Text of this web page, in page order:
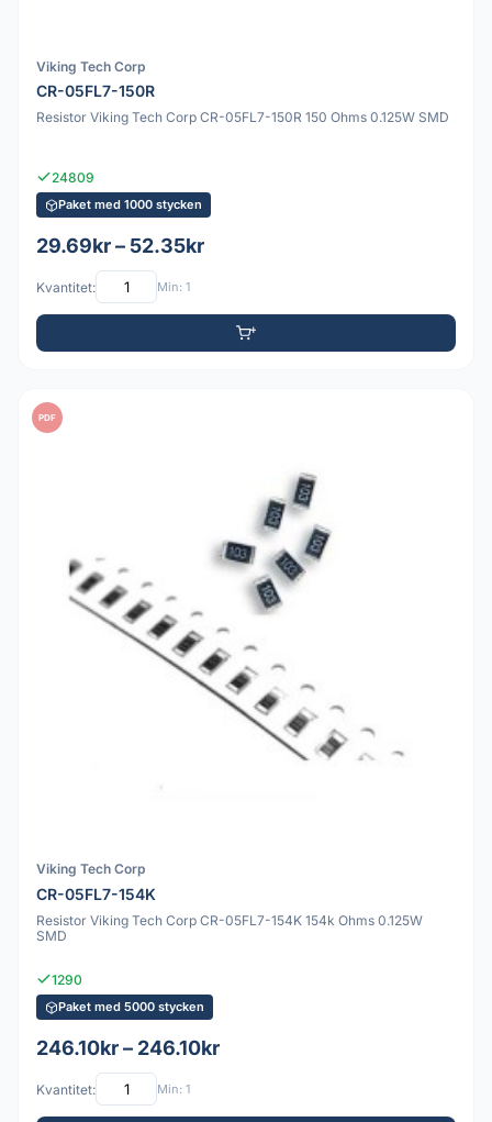
Viking Tech Corp
CR-05FL7-150R
Resistor Viking Tech Corp CR-05FL7-150R 150 Ohms 0.125W SMD
24809
Paket med 1000 stycken
29.69kr – 52.35kr
Kvantitet: Min: 1
PDF
Viking Tech Corp
CR-05FL7-154K
Resistor Viking Tech Corp CR-05FL7-154K 154k Ohms 0.125W
SMD
1290
Paket med 5000 stycken
246.10kr – 246.10kr
Kvantitet: Min: 1